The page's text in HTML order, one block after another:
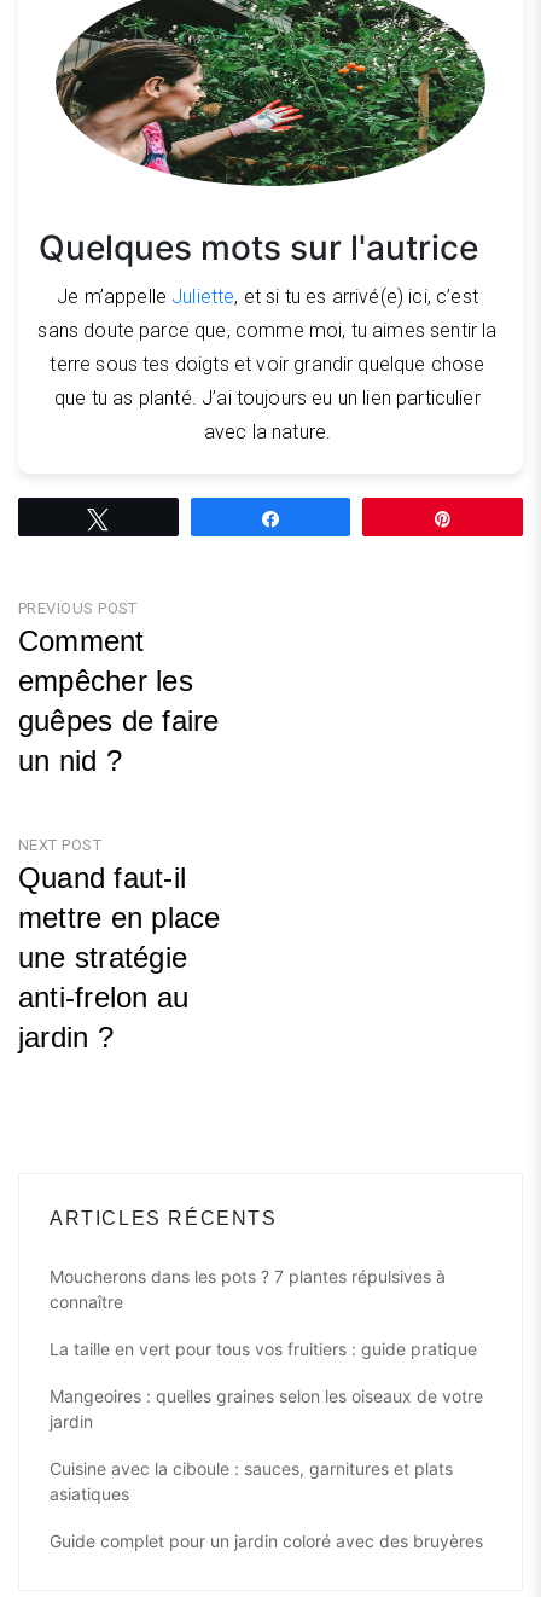
Quelques mots sur l'autrice
Je m’appelle Juliette, et si tu es arrivé(e) ici, c’est
sans doute parce que, comme moi, tu aimes sentir la
terre sous tes doigts et voir grandir quelque chose
que tu as planté. J’ai toujours eu un lien particulier
avec la nature.
Navigation
de
l’article
PREVIOUS POST
Comment
empêcher les
guêpes de faire
un nid ?
NEXT POST
Quand faut-il
mettre en place
une stratégie
anti-frelon au
jardin ?
ARTICLES RÉCENTS
Moucherons dans les pots ? 7 plantes répulsives à
connaître
La taille en vert pour tous vos fruitiers : guide pratique
Mangeoires : quelles graines selon les oiseaux de votre
jardin
Cuisine avec la ciboule : sauces, garnitures et plats
asiatiques
Guide complet pour un jardin coloré avec des bruyères